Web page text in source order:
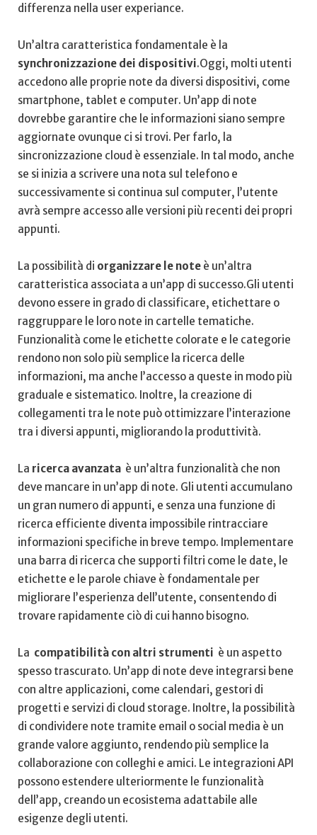
differenza ⁣nella user experiance.
Un’altra caratteristica fondamentale⁣ è‍ la
synchronizzazione dei dispositivi.Oggi, molti utenti
accedono⁤ alle proprie‌ note da diversi dispositivi,⁣ come
smartphone, ‍tablet e computer. Un’app di ⁢note
dovrebbe​ garantire che le ‌informazioni ​siano sempre
aggiornate⁤ ovunque ci si trovi. Per farlo,‍ la⁤
sincronizzazione cloud è essenziale. ​In tal modo, anche
se si‌ inizia a‍ scrivere​ una nota sul ⁢telefono e
successivamente si continua ​sul computer, ⁢l’utente
avrà sempre accesso alle versioni più recenti dei⁤ propri
⁤appunti.
La ‍possibilità⁤ di organizzare le‌ note è‌ un’altra
caratteristica associata a un’app di successo.Gli utenti ​
devono‍ essere in grado di classificare, etichettare o
raggruppare‌ le​ loro note in ‍cartelle​ tematiche.
Funzionalità ⁤come le etichette⁤ colorate ‍e le ​categorie
‍rendono ⁣non ⁢solo più semplice‍ la ricerca delle
‍informazioni, ​ma ​anche ​l’accesso ⁣a queste in ‍modo ⁤più
⁢graduale e‍ sistematico. Inoltre, la creazione di
collegamenti tra le ⁤note può ottimizzare l’interazione ​
tra i ​diversi appunti,⁢ migliorando‍ la produttività.
La‌ ricerca avanzata ‍ è un’altra funzionalità che⁤ non
deve mancare in ⁣un’app‌ di ‌note. Gli utenti ⁣accumulano
un gran numero di appunti, e senza una funzione ‍di
ricerca ‌efficiente ‌diventa⁤ impossibile rintracciare
informazioni ⁤specifiche in⁢ breve ⁤tempo. Implementare
⁣una barra di ricerca che ⁤supporti ⁢filtri⁤ come ⁣le ⁤date, le
etichette e le‌ parole chiave ‍è‍ fondamentale per
migliorare l’esperienza dell’utente,⁣ consentendo di
trovare​ rapidamente ciò di cui hanno⁤ bisogno.
La ⁣ compatibilità con altri ⁣strumenti ⁢ è un aspetto ​
spesso trascurato. Un’app di note ​deve integrarsi bene
con altre applicazioni, come‌ calendari, ⁤gestori di‍
progetti e servizi⁢ di cloud storage.⁢ Inoltre, la ‌possibilità
di condividere note tramite email ⁢o social⁣ media è un
grande⁢ valore aggiunto, ⁢rendendo più semplice la
collaborazione con colleghi e amici. ‍Le integrazioni‍ API
possono⁢ estendere ulteriormente⁤ le‍ funzionalità
dell’app, creando un ecosistema ⁢adattabile alle⁣
esigenze degli utenti.